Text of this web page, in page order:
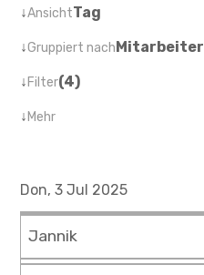
↓AnsichtTag
↓Gruppiert nachMitarbeiter
↓Filter(4)
↓Mehr
Don, 3 Jul 2025
Jannik